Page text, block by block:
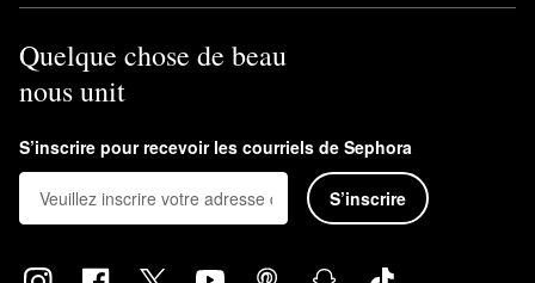
Quelque chose de beau
nous unit
S’inscrire pour recevoir les courriels de Sephora
S’inscrire